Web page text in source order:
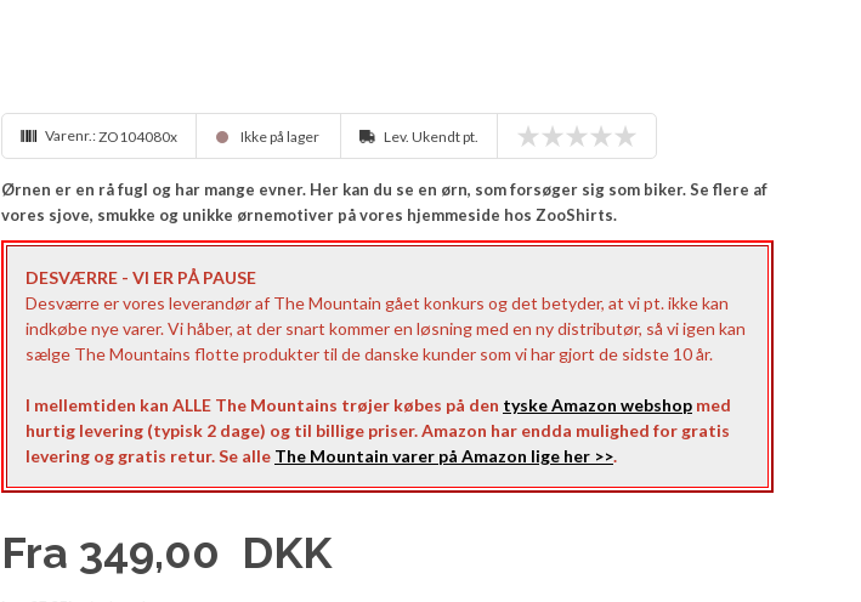
Varenr.:ZO104080x Ikke på lager Lev. Ukendt pt.
Ørnen er en rå fugl og har mange evner. Her kan du se en ørn, som forsøger sig som biker. Se flere af
vores sjove, smukke og unikke ørnemotiver på vores hjemmeside hos ZooShirts.
DESVÆRRE - VI ER PÅ PAUSE
Desværre er vores leverandør af The Mountain gået konkurs og det betyder, at vi pt. ikke kan
indkøbe nye varer. Vi håber, at der snart kommer en løsning med en ny distributør, så vi igen kan
sælge The Mountains flotte produkter til de danske kunder som vi har gjort de sidste 10 år.
I mellemtiden kan ALLE The Mountains trøjer købes på den tyske Amazon webshop med
hurtig levering (typisk 2 dage) og til billige priser. Amazon har endda mulighed for gratis
levering og gratis retur. Se alle The Mountain varer på Amazon lige her >>.
Fra 349,00 DKK